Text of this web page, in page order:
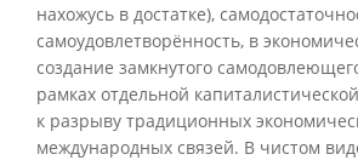
нахожусь в достатке),
самоудовлетворённость, в
создание замкнутого
рамках отдельной
к разрыву традиционных
международных связей. В чистом